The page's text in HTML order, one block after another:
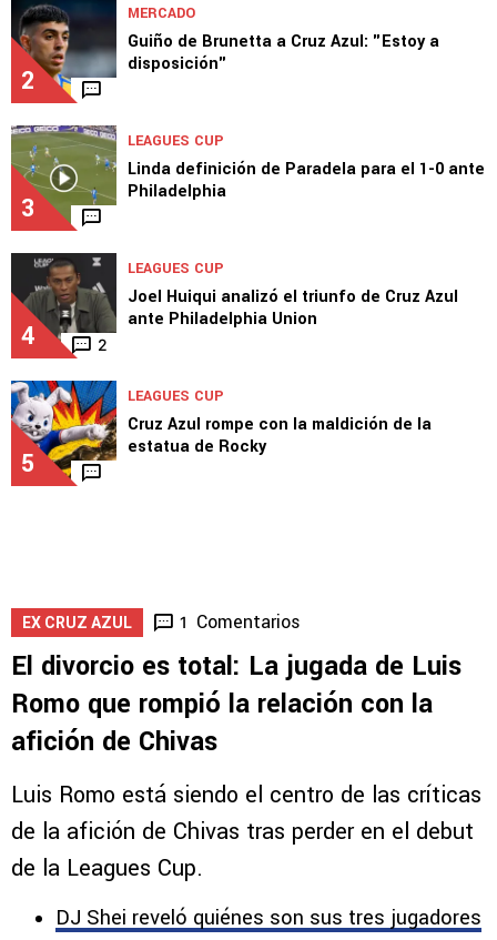
1
Piovi metió la mano dentro del área de Cruz
Azul, pero no hubo penal
2
Guiño de Brunetta a Cruz Azul: "Estoy a
disposición"
3
Linda definición de Paradela para el 1-0 ante
Philadelphia
4 2
Joel Huiqui analizó el triunfo de Cruz Azul
ante Philadelphia Union
EX CRUZ AZUL 1 Comentarios
Romo que rompió la relación con la
afición de Chivas
de la afición de Chivas tras perder en el debut